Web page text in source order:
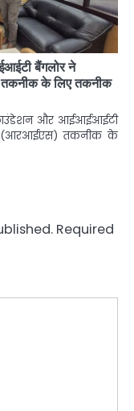
बैंगलोर ने
के लिए तकनीक
और आईआईआईटी
(आरआईएस) तकनीक के
Required